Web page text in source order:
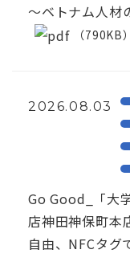
～ベトナム人材
（790KB）
2026.08.03
Go Good_「大
店神田神保町本
自由、NFCタグ